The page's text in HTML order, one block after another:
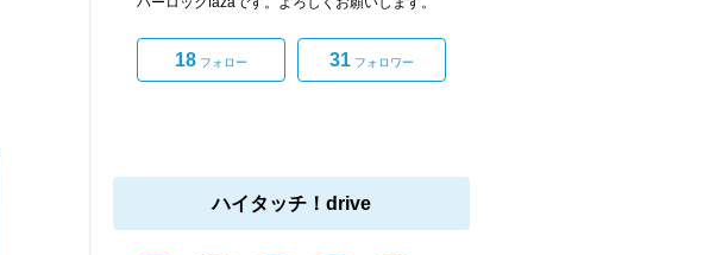
18 フォロー 31 フォロワー
ハイタッチ！drive